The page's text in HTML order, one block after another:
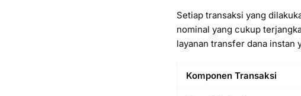
Setiap transaksi yang
nominal yang cukup
layanan transfer dana instan
Komponen Transaksi